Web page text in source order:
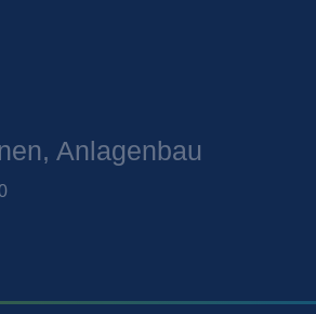
Anlagenbau